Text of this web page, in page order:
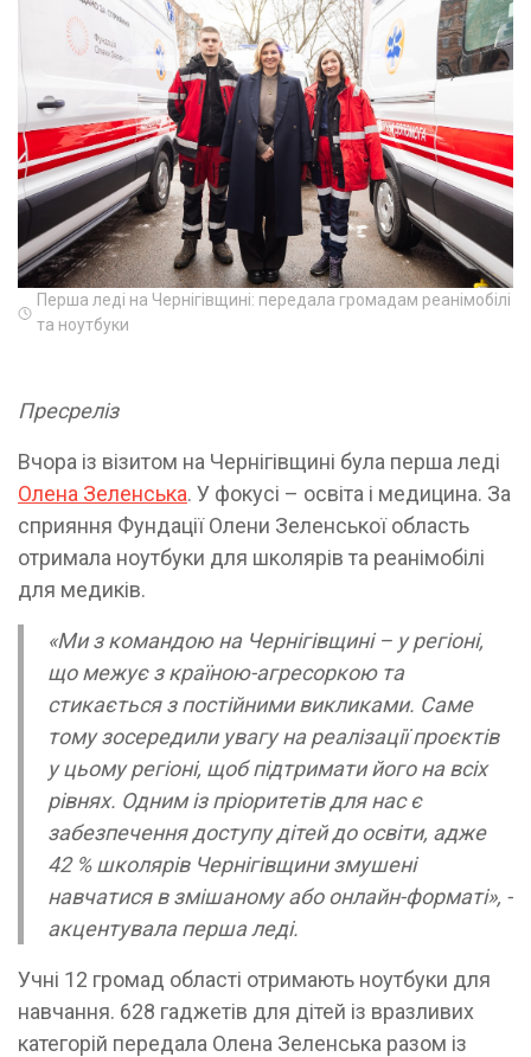
Перша леді на Чернігівщині: передала громадам реанімобілі
та ноутбуки
Пресреліз
Вчора із візитом на Чернігівщині була перша леді
Олена Зеленська. У фокусі – освіта і медицина. За
сприяння Фундації Олени Зеленської область
отримала ноутбуки для школярів та реанімобілі
для медиків.
«Ми з командою на Чернігівщині – у регіоні,
що межує з країною-агресоркою та
стикається з постійними викликами. Саме
тому зосередили увагу на реалізації проєктів
у цьому регіоні, щоб підтримати його на всіх
рівнях. Одним із пріоритетів для нас є
забезпечення доступу дітей до освіти, адже
42 % школярів Чернігівщини змушені
навчатися в змішаному або онлайн-форматі», -
акцентувала перша леді.
Учні 12 громад області отримають ноутбуки для
навчання. 628 гаджетів для дітей із вразливих
категорій передала Олена Зеленська разом із